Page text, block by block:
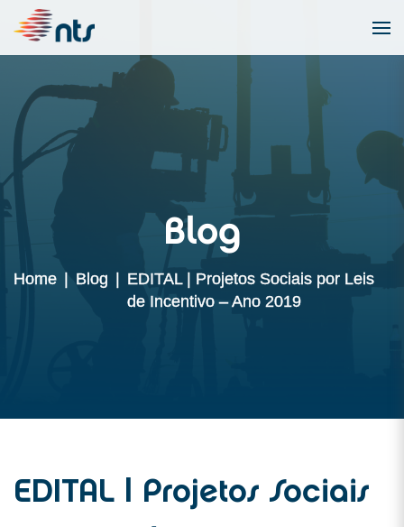
Blog
Home | Blog | EDITAL | Projetos Sociais por Leis
de Incentivo – Ano 2019
EDITAL | Projetos Sociais